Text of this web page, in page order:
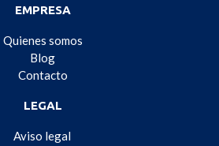
EMPRESA
Quienes somos
Blog
Contacto
LEGAL
Aviso legal